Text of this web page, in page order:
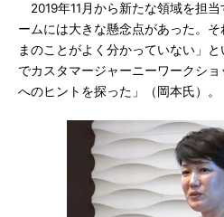
2019年11月から新たな領域を担
ームには大きな懸念点があった。
まのことがよく分かっていない」
でカスタマージャーニーワークシ
へのヒントを探った」（岡本氏）。